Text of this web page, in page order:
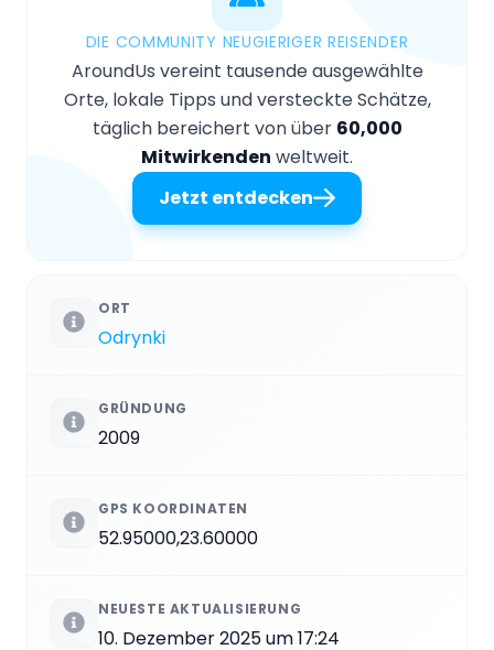
DIE COMMUNITY NEUGIERIGER REISENDER
AroundUs vereint tausende ausgewählte
Orte, lokale Tipps und versteckte Schätze,
täglich bereichert von über 60,000
Mitwirkenden weltweit.
Jetzt entdecken
ORT
Odrynki
GRÜNDUNG
2009
GPS KOORDINATEN
52.95000,23.60000
NEUESTE AKTUALISIERUNG
10. Dezember 2025 um 17:24